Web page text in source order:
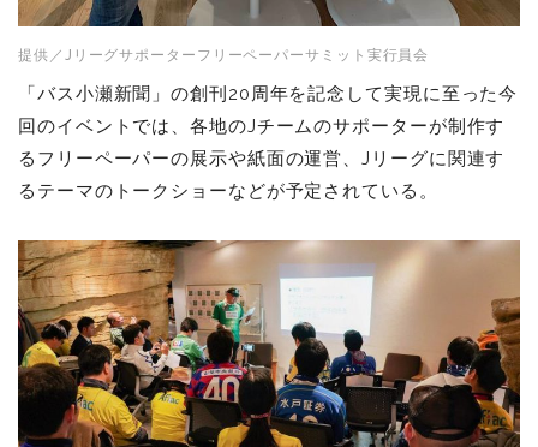
提供／Jリーグサポーターフリーペーパーサミット実行員会
「バス小瀬新聞」の創刊20周年を記念して実現に至った今
回のイベントでは、各地のJチームのサポーターが制作す
るフリーペーパーの展示や紙面の運営、Jリーグに関連す
るテーマのトークショーなどが予定されている。